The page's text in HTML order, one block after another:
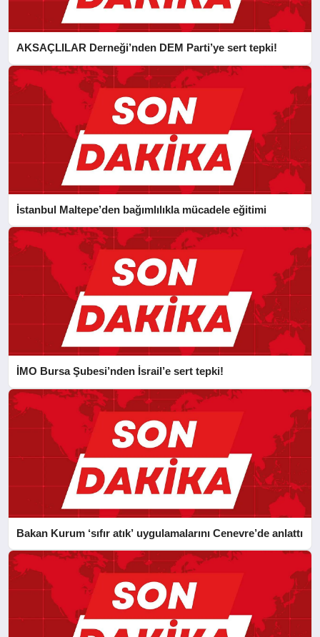
AKSAÇLILAR Derneği’nden DEM Parti’ye sert tepki!
İstanbul Maltepe’den bağımlılıkla mücadele eğitimi
İMO Bursa Şubesi’nden İsrail’e sert tepki!
Bakan Kurum ‘sıfır atık’ uygulamalarını Cenevre’de anlattı